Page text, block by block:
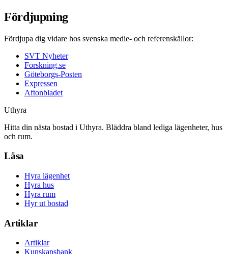
Fördjupning
Fördjupa dig vidare hos svenska medie- och referenskällor:
SVT Nyheter
Forskning.se
Göteborgs-Posten
Expressen
Aftonbladet
Uthyra
Hitta din nästa bostad i Uthyra. Bläddra bland lediga lägenheter, hus
och rum.
Läsa
Hyra lägenhet
Hyra hus
Hyra rum
Hyr ut bostad
Artiklar
Artiklar
Kunskapsbank